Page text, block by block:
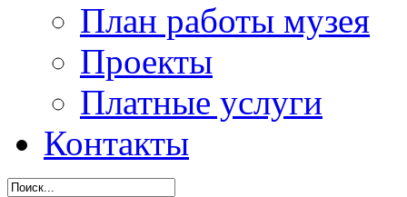
План работы музея
Проекты
Платные услуги
Контакты